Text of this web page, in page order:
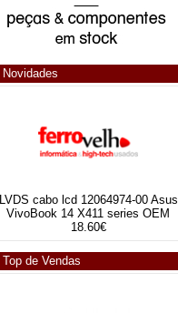
Novidades
LVDS cabo lcd 12064974-00 Asus
VivoBook 14 X411 series OEM
18.60€
Top de Vendas